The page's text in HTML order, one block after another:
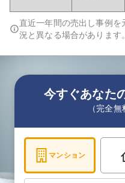
直近一年間の売出し事例
況と異なる場合があります。
今すぐあなた
（完全
マンション